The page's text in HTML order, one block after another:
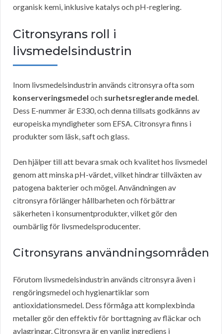
organisk kemi, inklusive katalys och pH-reglering.
Citronsyrans roll i
livsmedelsindustrin
Inom livsmedelsindustrin används citronsyra ofta som
konserveringsmedel och surhetsreglerande medel.
Dess E-nummer är E330, och denna tillsats godkänns av
europeiska myndigheter som EFSA. Citronsyra finns i
produkter som läsk, saft och glass.
Den hjälper till att bevara smak och kvalitet hos livsmedel
genom att minska pH-värdet, vilket hindrar tillväxten av
patogena bakterier och mögel. Användningen av
citronsyra förlänger hållbarheten och förbättrar
säkerheten i konsumentprodukter, vilket gör den
oumbärlig för livsmedelsproducenter.
Citronsyrans användningsområden
Förutom livsmedelsindustrin används citronsyra även i
rengöringsmedel och hygienartiklar som
antioxidationsmedel. Dess förmåga att komplexbinda
metaller gör den effektiv för borttagning av fläckar och
avlagringar. Citronsyra är en vanlig ingrediens i